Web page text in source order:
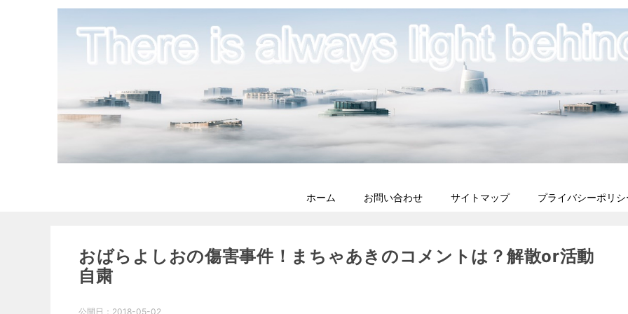
ホーム お問い合わせ サイトマップ プライバシーポリシ
おばらよしおの傷害事件！まちゃあきのコメントは？解散or活動
自粛
公開日： 2018-05-02